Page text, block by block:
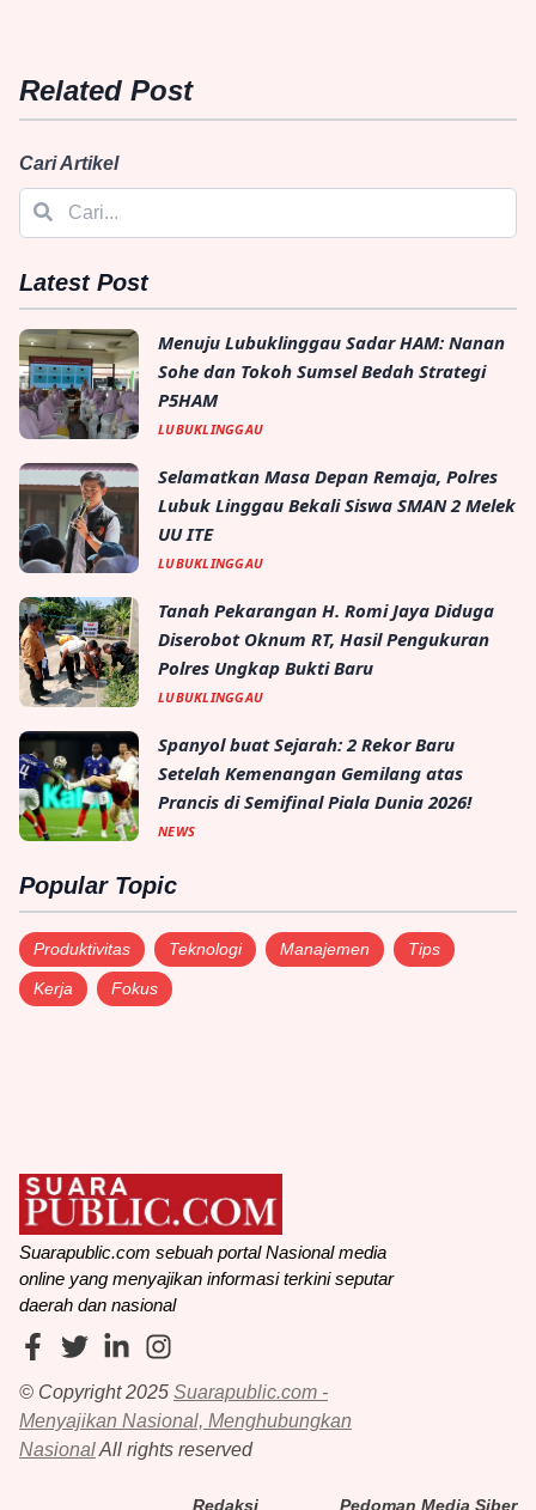
Related Post
Cari Artikel
Latest Post
Menuju Lubuklinggau Sadar HAM: Nanan
Sohe dan Tokoh Sumsel Bedah Strategi
P5HAM
LUBUKLINGGAU
Selamatkan Masa Depan Remaja, Polres
Lubuk Linggau Bekali Siswa SMAN 2 Melek
UU ITE
LUBUKLINGGAU
Tanah Pekarangan H. Romi Jaya Diduga
Diserobot Oknum RT, Hasil Pengukuran
Polres Ungkap Bukti Baru
LUBUKLINGGAU
Spanyol buat Sejarah: 2 Rekor Baru
Setelah Kemenangan Gemilang atas
Prancis di Semifinal Piala Dunia 2026!
NEWS
Popular Topic
Produktivitas Teknologi Manajemen Tips
Kerja Fokus
Suarapublic.com sebuah portal Nasional media
online yang menyajikan informasi terkini seputar
daerah dan nasional
© Copyright 2025 Suarapublic.com -
Menyajikan Nasional, Menghubungkan
NasionalAll rights reserved
Redaksi Pedoman Media Siber